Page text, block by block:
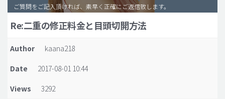
豊胸手術・バストアップ
プチ整形
idリアルストーリー
idニュース
ご質問をご記入頂ければ、素早く正確にご返信致します。
Re:二重の修正料金と目頭切開方法
Author
kaana218
Date
2017-08-01 10:44
Views
3292